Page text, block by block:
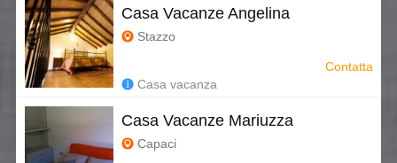
Casa Vacanze Angelina
Stazzo
Casa vacanza
Contatta
Casa Vacanze Mariuzza
Capaci